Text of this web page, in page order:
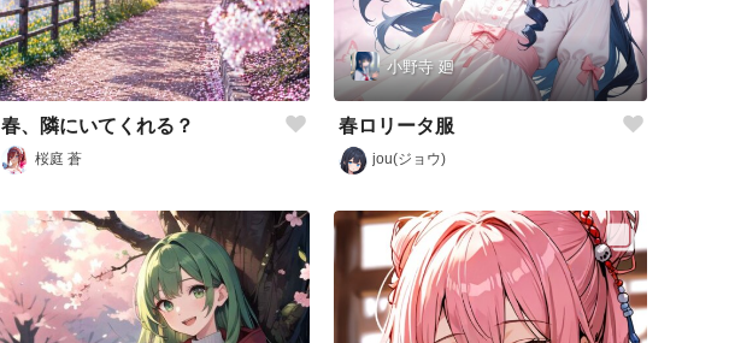
春、隣にいてくれる？
桜庭 蒼
小野寺 廻
春ロリータ服
jou(ジョウ)